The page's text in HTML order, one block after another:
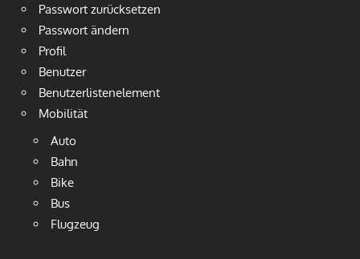
Passwort zurücksetzen
Passwort ändern
Profil
Benutzer
Benutzerlistenelement
Mobilität
Auto
Bahn
Bike
Bus
Flugzeug